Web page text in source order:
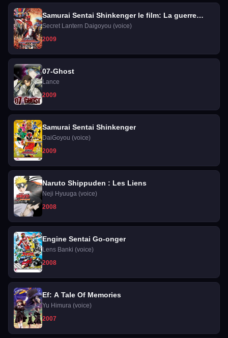
Samurai Sentai Shinkenger le film: La guerre
fatale
Secret Lantern Daigoyou (voice)
2009
07-Ghost
Lance
2009
Samurai Sentai Shinkenger
DaiGoyou (voice)
2009
Naruto Shippuden : Les Liens
Neji Hyuuga (voice)
2008
Engine Sentai Go-onger
Lens Banki (voice)
2008
Ef: A Tale Of Memories
Yu Himura (voice)
2007